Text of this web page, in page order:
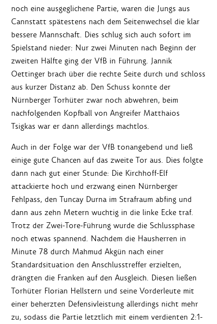
noch eine ausgeglichene Partie, waren die Jungs aus
Cannstatt spätestens nach dem Seitenwechsel die klar
bessere Mannschaft. Dies schlug sich auch sofort im
Spielstand nieder: Nur zwei Minuten nach Beginn der
zweiten Hälfte ging der VfB in Führung. Jannik
Oettinger brach über die rechte Seite durch und schloss
aus kurzer Distanz ab. Den Schuss konnte der
Nürnberger Torhüter zwar noch abwehren, beim
nachfolgenden Kopfball von Angreifer Matthaios
Tsigkas war er dann allerdings machtlos.
Auch in der Folge war der VfB tonangebend und ließ
einige gute Chancen auf das zweite Tor aus. Dies folgte
dann nach gut einer Stunde: Die Kirchhoff-Elf
attackierte hoch und erzwang einen Nürnberger
Fehlpass, den Tuncay Durna im Strafraum abfing und
dann aus zehn Metern wuchtig in die linke Ecke traf.
Trotz der Zwei-Tore-Führung wurde die Schlussphase
noch etwas spannend. Nachdem die Hausherren in
Minute 78 durch Mahmud Akgün nach einer
Standardsituation den Anschlusstreffer erzielten,
drängten die Franken auf den Ausgleich. Diesen ließen
Torhüter Florian Hellstern und seine Vorderleute mit
einer beherzten Defensivleistung allerdings nicht mehr
zu, sodass die Partie letztlich mit einem verdienten 2:1-